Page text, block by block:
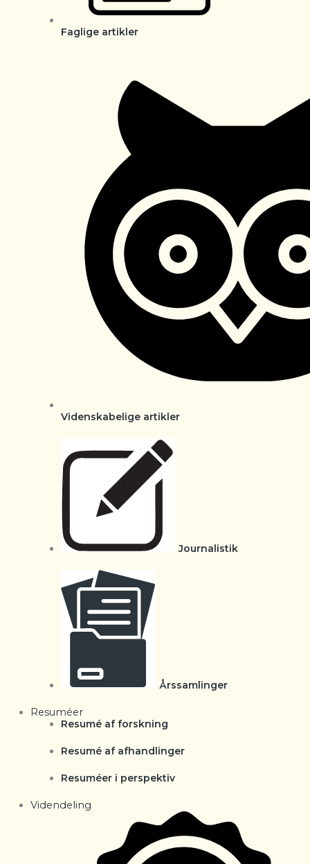
Faglige artikler
Videnskabelige artikler
Journalistik
Årssamlinger
Resuméer
Resumé af forskning
Resumé af afhandlinger
Resuméer i perspektiv
Videndeling